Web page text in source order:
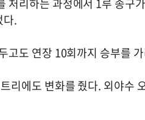
다.
고도 연장 10회까지 승부를
리에도 변화를 줬다. 외야수